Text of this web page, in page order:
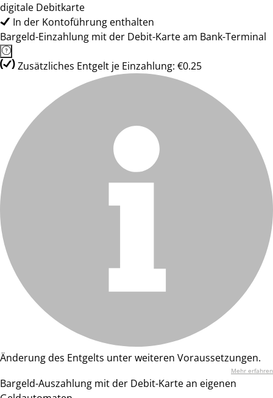
digitale Debitkarte
In der Kontoführung enthalten
Bargeld-Einzahlung mit der Debit-Karte am Bank-Terminal
Zusätzliches Entgelt je Einzahlung: €0.25
Änderung des Entgelts unter weiteren Voraussetzungen.
Mehr erfahren
Bargeld-Auszahlung mit der Debit-Karte an eigenen